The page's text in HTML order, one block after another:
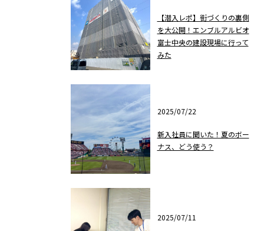
【潜入レポ】街づくりの裏側
を大公開！エンブルアルビオ
富士中央の建設現場に行って
みた
2025/07/22
新入社員に聞いた！夏のボー
ナス、どう使う？
2025/07/11